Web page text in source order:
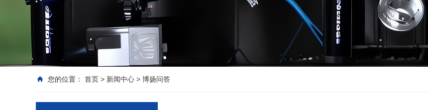
您的位置： 首页 > 新闻中心 > 博扬问答